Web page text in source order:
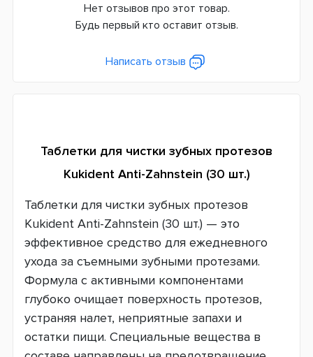
Нет отзывов про этот товар.
Будь первый кто оставит отзыв.
Написать отзыв
Таблетки для чистки зубных протезов
Kukident Anti-Zahnstein (30 шт.)
Таблетки для чистки зубных протезов
Kukident Anti-Zahnstein (30 шт.) — это
эффективное средство для ежедневного
ухода за съемными зубными протезами.
Формула с активными компонентами
глубоко очищает поверхность протезов,
устраняя налет, неприятные запахи и
остатки пищи. Специальные вещества в